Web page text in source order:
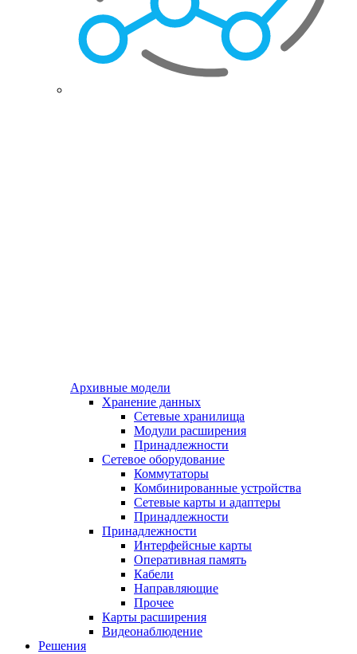
Архивные модели
Хранение данных
Сетевые хранилища
Модули расширения
Принадлежности
Сетевое оборудование
Коммутаторы
Комбинированные устройства
Сетевые карты и адаптеры
Принадлежности
Принадлежности
Интерфейсные карты
Оперативная память
Кабели
Направляющие
Прочее
Карты расширения
Видеонаблюдение
Решения